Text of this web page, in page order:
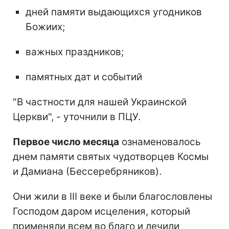
дней памяти выдающихся угодников
Божиих;
важных праздников;
памятных дат и событий
"В частности для нашей Украинской
Церкви", - уточнили в ПЦУ.
Первое число месяца ознаменовалось
днем памяти святых чудотворцев Космы
и Дамиана (Бессеребряников).
Они жили в ІІІ веке и были благословлены
Господом даром исцеления, который
применяли всем во благо и лечили